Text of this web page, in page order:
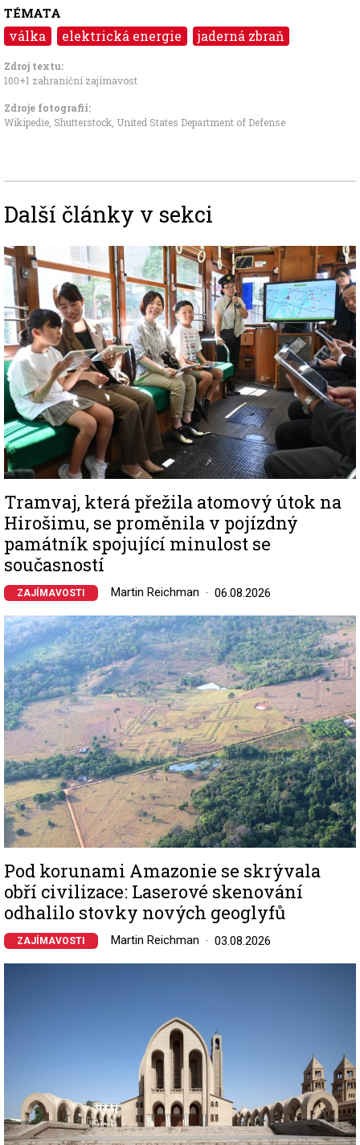
TÉMATA
válka elektrická energie jaderná zbraň
Zdroj textu:
100+1 zahraniční zajímavost
Zdroje fotografii:
Wikipedie, Shutterstock, United States Department of Defense
Další články v sekci
Image
Tramvaj, která přežila atomový útok na
Hirošimu, se proměnila v pojízdný
památník spojující minulost se
současností
ZAJÍMAVOSTI Martin Reichman 06.08.2026
Image
Pod korunami Amazonie se skrývala
obří civilizace: Laserové skenování
odhalilo stovky nových geoglyfů
ZAJÍMAVOSTI Martin Reichman 03.08.2026